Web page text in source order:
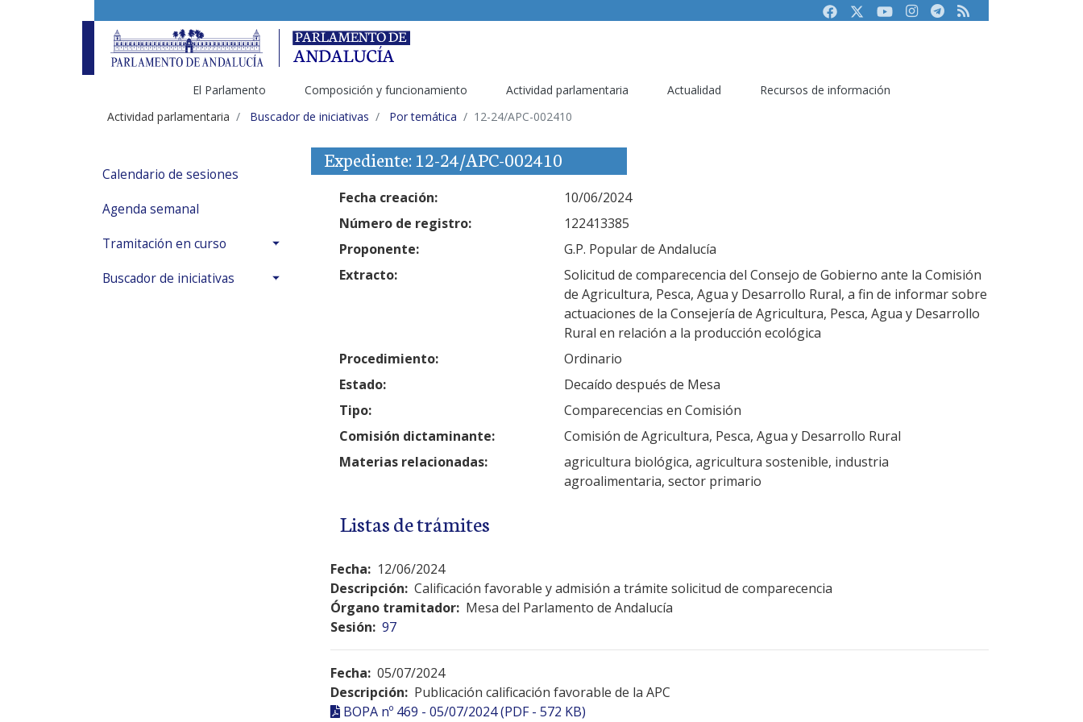
FacebookTwitterYoutubeInstagram
Telegram
RSS
El Parlamento Composición y funcionamiento Actividad parlamentaria Actualidad
Recursos de información
Actividad parlamentaria
Buscador de iniciativas Por temática 12-24/APC-002410
Calendario de sesiones
Agenda semanal
Tramitación en curso
Buscador de iniciativas
Expediente: 12-24/APC-002410
Fecha creación:
10/06/2024
Número de registro:
122413385
Proponente:
G.P. Popular de Andalucía
Extracto:
Solicitud de comparecencia del Consejo de Gobierno ante la Comisión
de Agricultura, Pesca, Agua y Desarrollo Rural, a fin de informar sobre
actuaciones de la Consejería de Agricultura, Pesca, Agua y Desarrollo
Rural en relación a la producción ecológica
Procedimiento:
Ordinario
Estado:
Decaído después de Mesa
Tipo:
Comparecencias en Comisión
Comisión dictaminante:
Comisión de Agricultura, Pesca, Agua y Desarrollo Rural
Materias relacionadas:
agricultura biológica, agricultura sostenible, industria
agroalimentaria, sector primario
Listas de trámites
Fecha: 12/06/2024
Descripción: Calificación favorable y admisión a trámite solicitud de comparecencia
Órgano tramitador: Mesa del Parlamento de Andalucía
Sesión: 97
Fecha: 05/07/2024
Descripción: Publicación calificación favorable de la APC
BOPA nº 469 - 05/07/2024 (PDF - 572 KB)